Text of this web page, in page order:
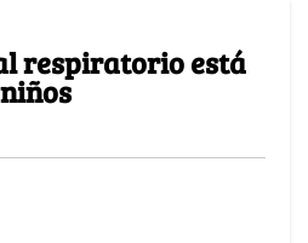
respiratorio está